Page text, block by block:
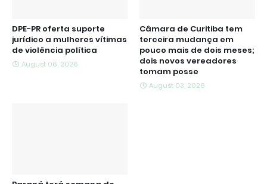
DPE-PR oferta suporte
jurídico a mulheres vítimas
de violência política
August 06, 2026
Câmara de Curitiba tem
terceira mudança em
pouco mais de dois meses;
dois novos vereadores
tomam posse
August 03, 2026